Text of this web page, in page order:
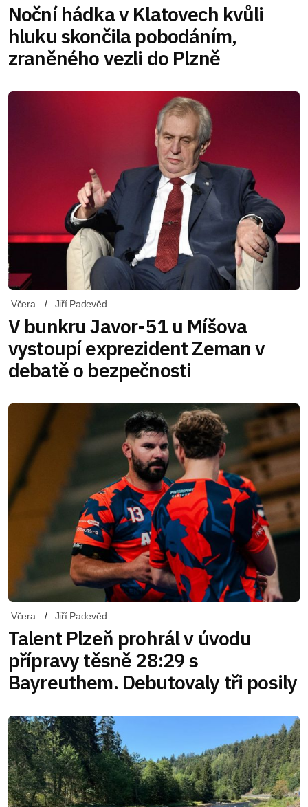
Noční hádka v Klatovech kvůli
hluku skončila pobodáním,
zraněného vezli do Plzně
Včera Jiří Padevěd
V bunkru Javor-51 u Míšova
vystoupí exprezident Zeman v
debatě o bezpečnosti
Včera Jiří Padevěd
Talent Plzeň prohrál v úvodu
přípravy těsně 28:29 s
Bayreuthem. Debutovaly tři posily